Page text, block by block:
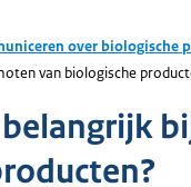
over biologische
van biologische